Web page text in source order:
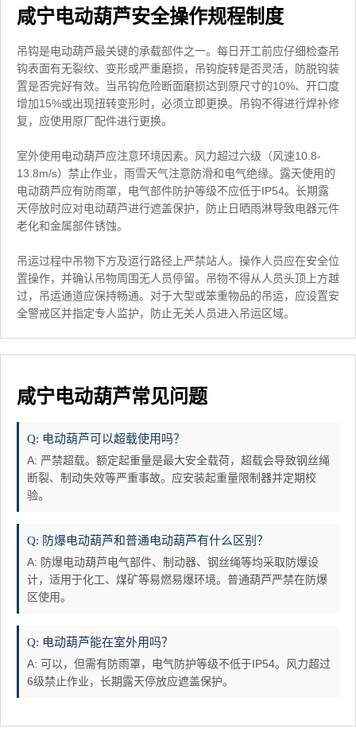
咸宁电动葫芦安全操作规程制度
吊钩是电动葫芦最关键的承载部件之一。每日开工前应仔细检查吊
钩表面有无裂纹、变形或严重磨损，吊钩旋转是否灵活，防脱钩装
置是否完好有效。当吊钩危险断面磨损达到原尺寸的10%、开口度
增加15%或出现扭转变形时，必须立即更换。吊钩不得进行焊补修
复，应使用原厂配件进行更换。
室外使用电动葫芦应注意环境因素。风力超过六级（风速10.8-
13.8m/s）禁止作业，雨雪天气注意防滑和电气绝缘。露天使用的
电动葫芦应有防雨罩，电气部件防护等级不应低于IP54。长期露
天停放时应对电动葫芦进行遮盖保护，防止日晒雨淋导致电器元件
老化和金属部件锈蚀。
吊运过程中吊物下方及运行路径上严禁站人。操作人员应在安全位
置操作，并确认吊物周围无人员停留。吊物不得从人员头顶上方越
过，吊运通道应保持畅通。对于大型或笨重物品的吊运，应设置安
全警戒区并指定专人监护，防止无关人员进入吊运区域。
咸宁电动葫芦常见问题
Q: 电动葫芦可以超载使用吗？
A: 严禁超载。额定起重量是最大安全载荷，超载会导致钢丝绳
断裂、制动失效等严重事故。应安装起重量限制器并定期校
验。
Q: 防爆电动葫芦和普通电动葫芦有什么区别？
A: 防爆电动葫芦电气部件、制动器、钢丝绳等均采取防爆设
计，适用于化工、煤矿等易燃易爆环境。普通葫芦严禁在防爆
区使用。
Q: 电动葫芦能在室外用吗？
A: 可以，但需有防雨罩，电气防护等级不低于IP54。风力超过
6级禁止作业，长期露天停放应遮盖保护。